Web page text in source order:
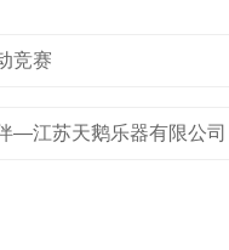
竞赛
―江苏天鹅乐器有限公司